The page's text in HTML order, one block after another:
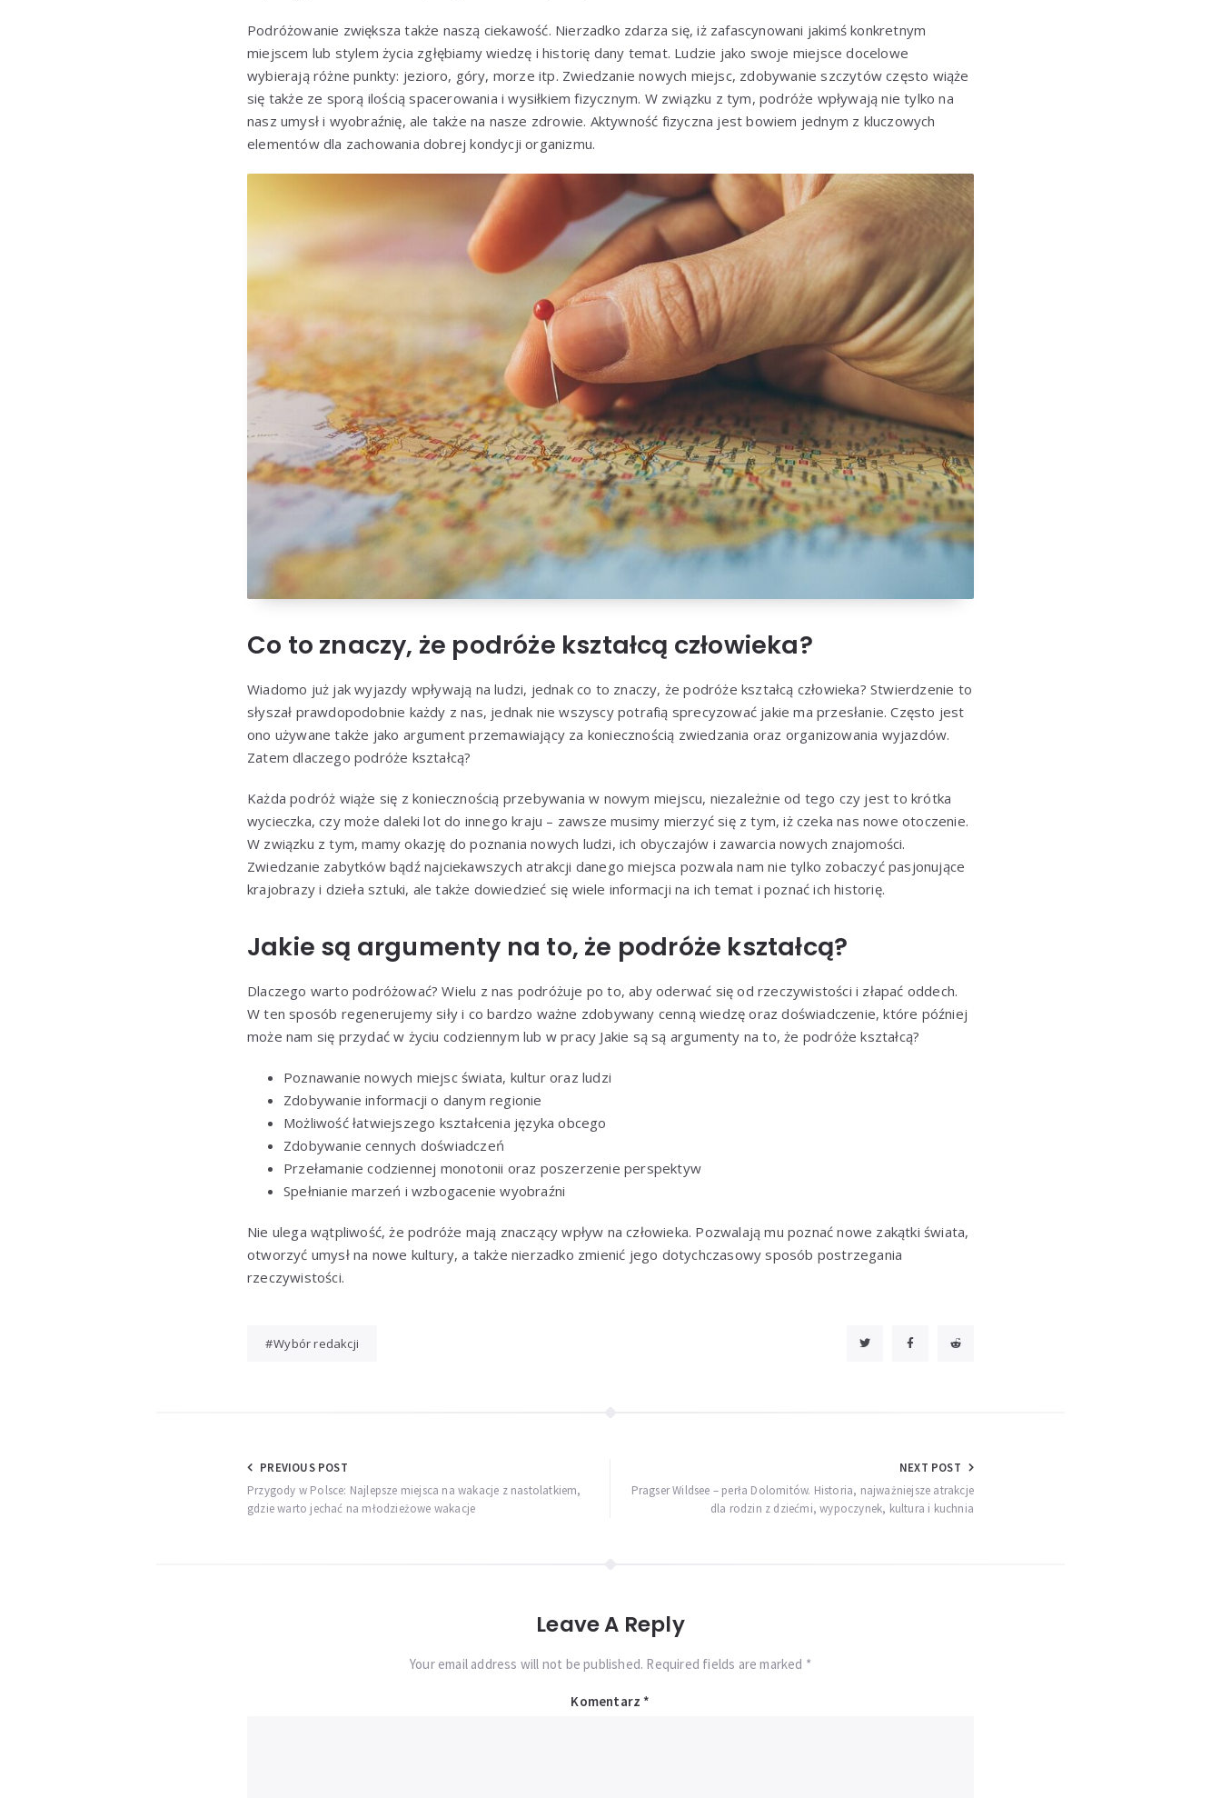
Podróżowanie zwiększa także naszą ciekawość. Nierzadko zdarza się, iż zafascynowani jakimś konkretnym
miejscem lub stylem życia zgłębiamy wiedzę i historię dany temat. Ludzie jako swoje miejsce docelowe
wybierają różne punkty: jezioro, góry, morze itp. Zwiedzanie nowych miejsc, zdobywanie szczytów często wiąże
się także ze sporą ilością spacerowania i wysiłkiem fizycznym. W związku z tym, podróże wpływają nie tylko na
nasz umysł i wyobraźnię, ale także na nasze zdrowie. Aktywność fizyczna jest bowiem jednym z kluczowych
elementów dla zachowania dobrej kondycji organizmu.
Co to znaczy, że podróże kształcą człowieka?
Wiadomo już jak wyjazdy wpływają na ludzi, jednak co to znaczy, że podróże kształcą człowieka? Stwierdzenie to
słyszał prawdopodobnie każdy z nas, jednak nie wszyscy potrafią sprecyzować jakie ma przesłanie. Często jest
ono używane także jako argument przemawiający za koniecznością zwiedzania oraz organizowania wyjazdów.
Zatem dlaczego podróże kształcą?
Każda podróż wiąże się z koniecznością przebywania w nowym miejscu, niezależnie od tego czy jest to krótka
wycieczka, czy może daleki lot do innego kraju – zawsze musimy mierzyć się z tym, iż czeka nas nowe otoczenie.
W związku z tym, mamy okazję do poznania nowych ludzi, ich obyczajów i zawarcia nowych znajomości.
Zwiedzanie zabytków bądź najciekawszych atrakcji danego miejsca pozwala nam nie tylko zobaczyć pasjonujące
krajobrazy i dzieła sztuki, ale także dowiedzieć się wiele informacji na ich temat i poznać ich historię.
Jakie są argumenty na to, że podróże kształcą?
Dlaczego warto podróżować? Wielu z nas podróżuje po to, aby oderwać się od rzeczywistości i złapać oddech.
W ten sposób regenerujemy siły i co bardzo ważne zdobywany cenną wiedzę oraz doświadczenie, które później
może nam się przydać w życiu codziennym lub w pracy Jakie są są argumenty na to, że podróże kształcą?
Poznawanie nowych miejsc świata, kultur oraz ludzi
Zdobywanie informacji o danym regionie
Możliwość łatwiejszego kształcenia języka obcego
Zdobywanie cennych doświadczeń
Przełamanie codziennej monotonii oraz poszerzenie perspektyw
Spełnianie marzeń i wzbogacenie wyobraźni
Nie ulega wątpliwość, że podróże mają znaczący wpływ na człowieka. Pozwalają mu poznać nowe zakątki świata,
otworzyć umysł na nowe kultury, a także nierzadko zmienić jego dotychczasowy sposób postrzegania
rzeczywistości.
Wybór redakcji
Nawigacja
wpisu
PREVIOUS POST
Przygody w Polsce: Najlepsze miejsca na wakacje z nastolatkiem,
gdzie warto jechać na młodzieżowe wakacje
NEXT POST
Pragser Wildsee – perła Dolomitów. Historia, najważniejsze atrakcje
dla rodzin z dziećmi, wypoczynek, kultura i kuchnia
Leave A Reply
Your email address will not be published. Required fields are marked *
Komentarz *